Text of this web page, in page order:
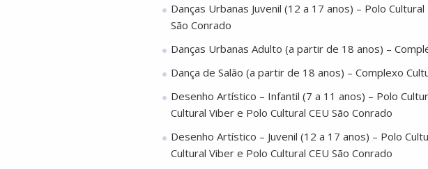
Danças Urbanas Juvenil (12 a 17 anos) – Polo
São Conrado
Danças Urbanas Adulto (a partir de 18 anos) –
Dança de Salão (a partir de 18 anos) – Complexo
Desenho Artístico – Infantil (7 a 11 anos) – Polo
Cultural Viber e Polo Cultural CEU São Conrado
Desenho Artístico – Juvenil (12 a 17 anos) – Polo
Cultural Viber e Polo Cultural CEU São Conrado